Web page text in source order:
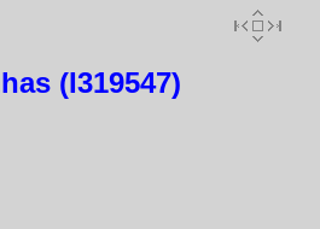
(I319547)